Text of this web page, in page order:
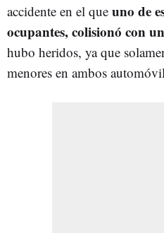
accidente en el que uno de
ocupantes, colisionó con
hubo heridos, ya que
menores en ambos